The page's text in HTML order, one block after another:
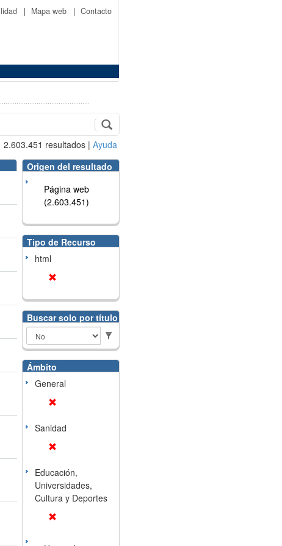
| Mapa web | Contacto
2.603.451 resultados | Ayuda
Origen del resultado
Página web
(2.603.451)
Tipo de Recurso
html
Buscar solo por título
Ámbito
General
Sanidad
Educación,
Universidades,
Cultura y Deportes